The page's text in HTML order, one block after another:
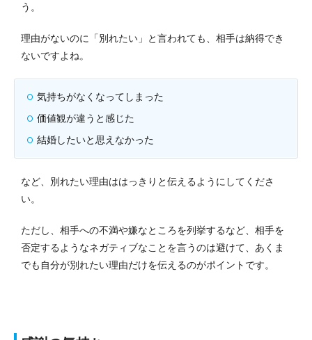
う。
理由がないのに「別れたい」と言われても、相手は納得でき
ないですよね。
気持ちがなくなってしまった
価値観が違うと感じた
結婚したいと思えなかった
など、別れたい理由ははっきりと伝えるようにしてくださ
い。
ただし、相手への不満や嫌なところを列挙するなど、相手を
否定するようなネガティブなことを言うのは避けて、あくま
でも自分が別れたい理由だけを伝えるのがポイントです。